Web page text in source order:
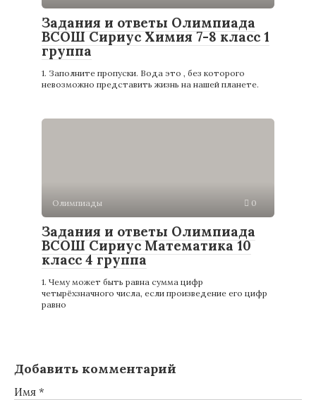
Задания и ответы Олимпиада
ВСОШ Сириус Химия 7-8 класс 1
группа
1. Заполните пропуски. Вода это , без которого
невозможно представить жизнь на нашей планете.
Олимпиады 0
Задания и ответы Олимпиада
ВСОШ Сириус Математика 10
класс 4 группа
1. Чему может быть равна сумма цифр
четырёхзначного числа, если произведение его цифр
равно
Добавить комментарий
Имя *